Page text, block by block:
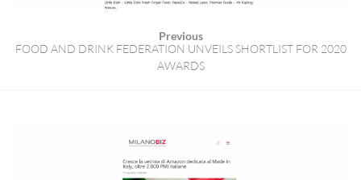
Previous
FOOD AND DRINK FEDERATION UNVEILS SHORTLIST FOR 2020
AWARDS